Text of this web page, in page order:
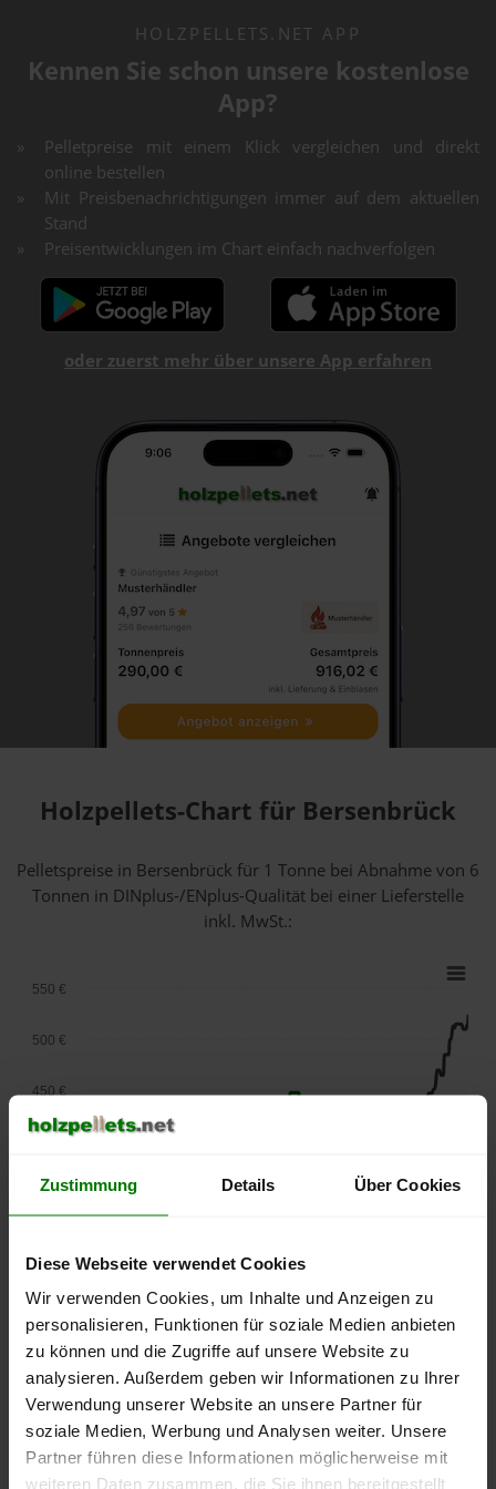
Zustimmung Details Über Cookies
Diese Webseite verwendet Cookies
Wir verwenden Cookies, um Inhalte und Anzeigen zu
personalisieren, Funktionen für soziale Medien anbieten
zu können und die Zugriffe auf unsere Website zu
analysieren. Außerdem geben wir Informationen zu Ihrer
Verwendung unserer Website an unsere Partner für
soziale Medien, Werbung und Analysen weiter. Unsere
Partner führen diese Informationen möglicherweise mit
weiteren Daten zusammen, die Sie ihnen bereitgestellt
HOLZPELLETS.NET APP
Kennen Sie schon unsere kostenlose
App?
Pelletpreise mit einem Klick vergleichen und direkt
online bestellen
Mit Preisbenachrichtigungen immer auf dem aktuellen
Stand
Preisentwicklungen im Chart einfach nachverfolgen
oder zuerst mehr über unsere App erfahren
Holzpellets-Chart für Bersenbrück
Pelletspreise in Bersenbrück für 1 Tonne bei Abnahmevon 6
Tonnen in DINplus-/ENplus-Qualität bei einer Lieferstelle
inkl. MwSt.:
lose Ware
2025
2026
2026
250 €
350 €
450 €
500 €
550 €
Die aktuelle Preisentwicklung für Holzpellets in Deutschland
können Sie jederzeit auf unsererPelletspreise-Seite
nachvollziehen.